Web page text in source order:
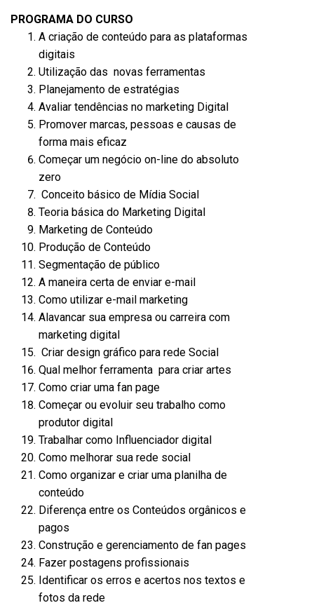
PROGRAMA DO CURSO
A criação de conteúdo para as plataformas
digitais
Utilização das novas ferramentas
Planejamento de estratégias
Avaliar tendências no marketing Digital
Promover marcas, pessoas e causas de
forma mais eficaz
Começar um negócio on-line do absoluto
zero
Conceito básico de Mídia Social
Teoria básica do Marketing Digital
Marketing de Conteúdo
Produção de Conteúdo
Segmentação de público
A maneira certa de enviar e-mail
Como utilizar e-mail marketing
Alavancar sua empresa ou carreira com
marketing digital
Criar design gráfico para rede Social
Qual melhor ferramenta para criar artes
Como criar uma fan page
Começar ou evoluir seu trabalho como
produtor digital
Trabalhar como Influenciador digital
Como melhorar sua rede social
Como organizar e criar uma planilha de
conteúdo
Diferença entre os Conteúdos orgânicos e
pagos
Construção e gerenciamento de fan pages
Fazer postagens profissionais
Identificar os erros e acertos nos textos e
fotos da rede